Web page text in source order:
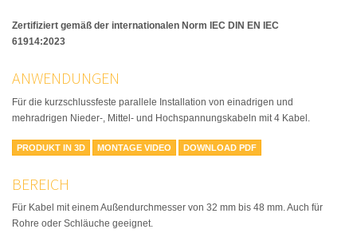
Zertifiziert gemäß der internationalen Norm
IEC DIN EN IEC
61914:2023
ANWENDUNGEN
Für die kurzschlussfeste parallele Installation von einadrigen und
mehradrigen Nieder-, Mittel- und Hochspannungskabeln mit 4 Kabel.
PRODUKT IN 3D MONTAGE VIDEO DOWNLOAD PDF
BEREICH
Für Kabel mit einem Außendurchmesser von 32 mm bis 48 mm. Auch für
Rohre oder Schläuche geeignet.